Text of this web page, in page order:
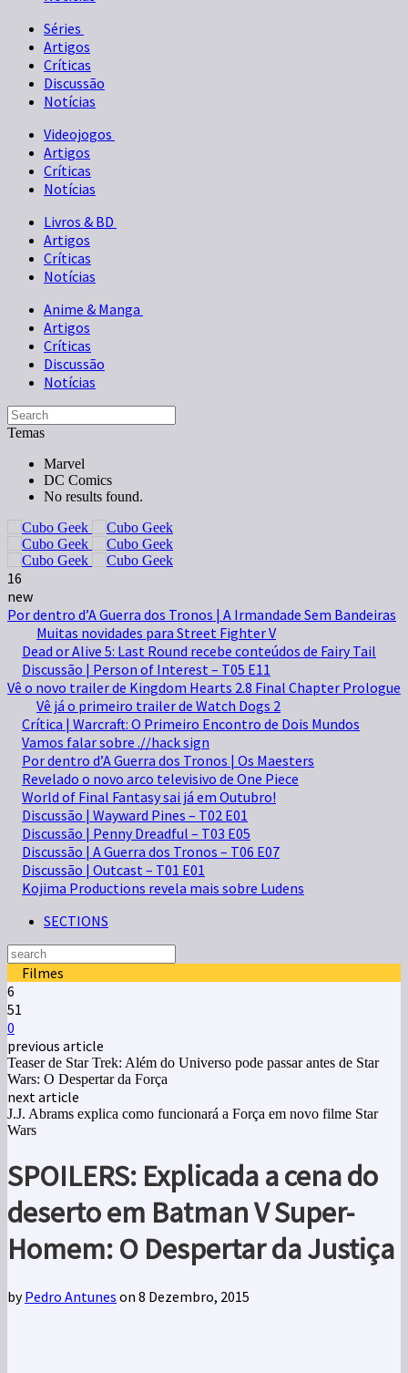
Séries
Artigos
Críticas
Discussão
Notícias
Videojogos
Artigos
Críticas
Notícias
Livros & BD
Artigos
Críticas
Notícias
Anime & Manga
Artigos
Críticas
Discussão
Notícias
Temas
Marvel
DC Comics
No results found.
16
new
Por dentro d’A Guerra dos Tronos | A Irmandade Sem Bandeiras
Muitas novidades para Street Fighter V
Dead or Alive 5: Last Round recebe conteúdos de Fairy Tail
Discussão | Person of Interest – T05 E11
Vê o novo trailer de Kingdom Hearts 2.8 Final Chapter Prologue
Vê já o primeiro trailer de Watch Dogs 2
Crítica | Warcraft: O Primeiro Encontro de Dois Mundos
Vamos falar sobre .//hack sign
Por dentro d’A Guerra dos Tronos | Os Maesters
Revelado o novo arco televisivo de One Piece
World of Final Fantasy sai já em Outubro!
Discussão | Wayward Pines – T02 E01
Discussão | Penny Dreadful – T03 E05
Discussão | A Guerra dos Tronos – T06 E07
Discussão | Outcast – T01 E01
Kojima Productions revela mais sobre Ludens
SECTIONS
Filmes
6
51
0
previous article
Teaser de Star Trek: Além do Universo pode passar antes de Star
Wars: O Despertar da Força
next article
J.J. Abrams explica como funcionará a Força em novo filme Star
Wars
SPOILERS: Explicada a cena do
deserto em Batman V Super-
Homem: O Despertar da Justiça
byPedro Antunes on 8 Dezembro, 2015